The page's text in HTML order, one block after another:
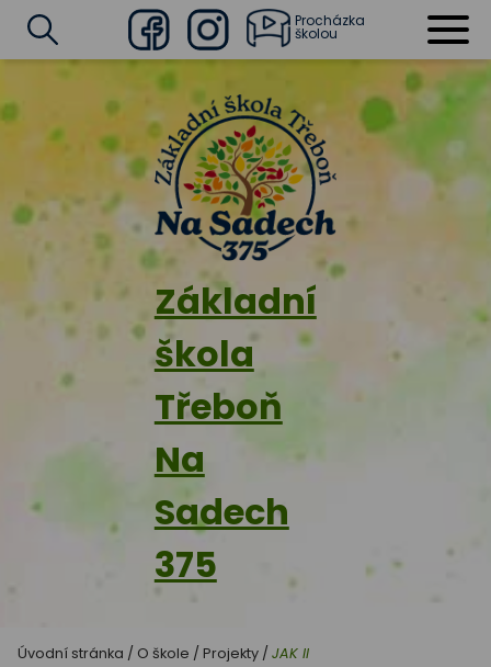
Základní
škola
Třeboň
Na
Sadech
375
FacebookInstagram
Procházka
školou
Úvodní stránka / O škole / Projekty / JAK II